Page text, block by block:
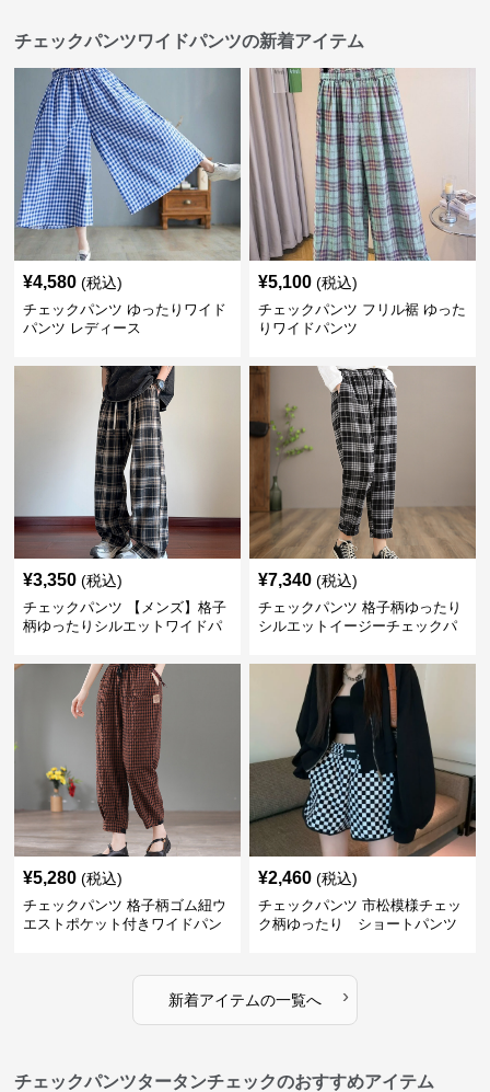
チェックパンツワイドパンツの新着アイテム
¥4,580 (税込)
チェックパンツ ゆったりワイド
パンツ レディース
¥5,100 (税込)
チェックパンツ フリル裾 ゆった
りワイドパンツ
¥3,350 (税込)
チェックパンツ 【メンズ】格子
柄ゆったりシルエットワイドパ
¥7,340 (税込)
チェックパンツ 格子柄ゆったり
シルエットイージーチェックパ
¥5,280 (税込)
チェックパンツ 格子柄ゴム紐ウ
エストポケット付きワイドパン
¥2,460 (税込)
チェックパンツ 市松模様チェッ
ク柄ゆったり ショートパンツ
新着アイテムの一覧へ ›
チェックパンツタータンチェックのおすすめアイテム